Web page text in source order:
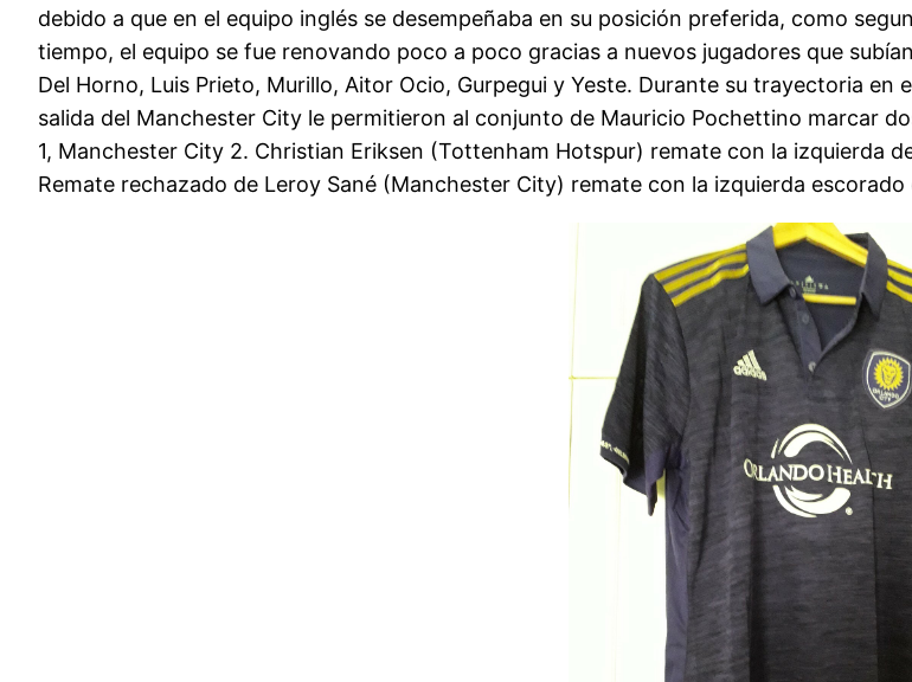
debido a que en el equipo inglés se desempeñaba en su posición preferida, como
tiempo, el equipo se fue renovando poco a poco gracias a nuevos jugadores que
Del Horno, Luis Prieto, Murillo, Aitor Ocio, Gurpegui y Yeste. Durante su trayectoria en
salida del Manchester City le permitieron al conjunto de Mauricio Pochettino marcar
1, Manchester City 2. Christian Eriksen (Tottenham Hotspur) remate con la izquierda
Remate rechazado de Leroy Sané (Manchester City) remate con la izquierda escorado